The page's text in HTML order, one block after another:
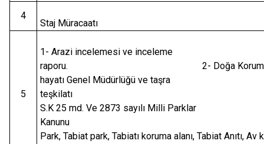
4
Staj Müracaatı
5
1- Arazi incelemesi ve inceleme
raporu. 2- Doğa Koruma ve
hayatı Genel Müdürlüğü ve taşra
teşkilatı 3-
S.K 25 md. Ve 2873 sayılı Milli Parklar
Kanunu 4-
Park, Tabiat park, Tabiatı koruma alanı, Tabiat Anıtı, Av